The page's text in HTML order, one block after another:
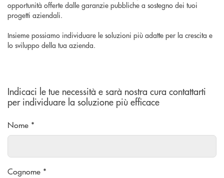
opportunità offerte dalle garanzie pubbliche a sostegno dei tuoi
progetti aziendali.
Insieme possiamo individuare le soluzioni più adatte per la crescita e
lo sviluppo della tua azienda.
Indicaci le tue necessità e sarà nostra cura contattarti
per individuare la soluzione più efficace
Nome *
Cognome *